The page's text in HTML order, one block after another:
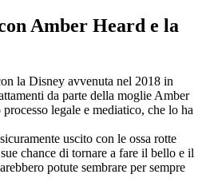
Amber Heard e la
la Disney avvenuta nel 2018 in
da parte della moglie Amber
legale e mediatico, che lo ha
uscito con le ossa rotte
chance di tornare a fare il bello e il
potute sembrare per sempre